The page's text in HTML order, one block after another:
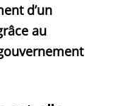
d’un
au